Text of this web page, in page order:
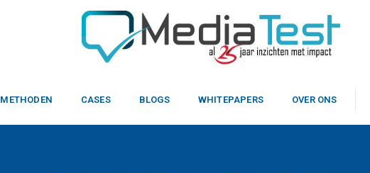
METHODEN CASES BLOGS WHITEPAPERS OVER ONS